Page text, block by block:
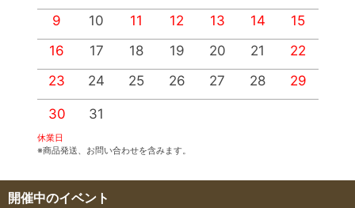
9
10 11 12 13 14
15
16
17 18 19 20 21
22
23
24 25 26 27 28 29
30 31
休業日
※商品発送、お問い合わせを含みます。
開催中のイベント